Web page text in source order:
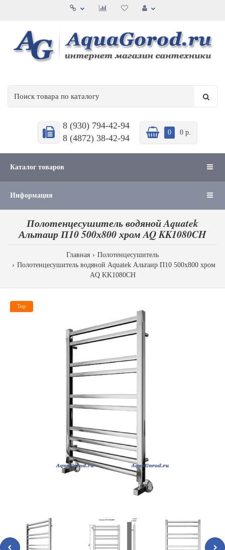
8 (930) 794-42-94
8 (4872) 38-42-94
0 0 р.
Каталог товаров
Информация
Полотенцесушитель водяной Aquatek
Альтаир П10 500х800 хром AQ KK1080CH
Главная
Полотенцесушитель
Полотенцесушитель водяной Aquatek Альтаир П10 500х800 хром
AQ KK1080CH
Top